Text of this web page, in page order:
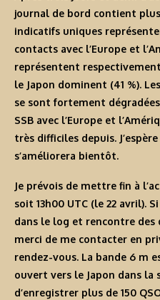
journal de bord contient
indicatifs uniques
contacts avec l’Europe et
représentent respectivement
le Japon dominent (41 %).
se sont fortement
SSB avec l’Europe et
très difficiles depuis.
s’améliorera bientôt.
Je prévois de mettre fin à
soit 13h00 UTC (le 22 avril).
dans le log et rencontre des
merci de me contacter en
rendez-vous. La bande 6 m
ouvert vers le Japon dans
d’enregistrer plus de 150